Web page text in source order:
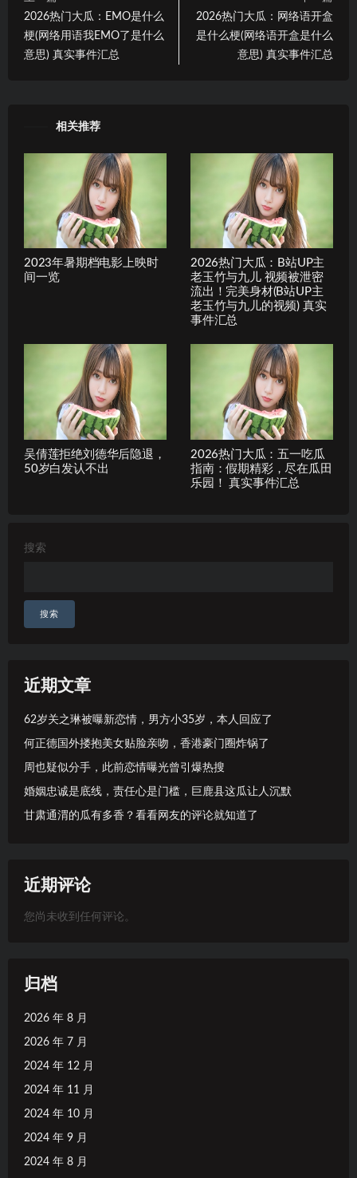
2026热门大瓜：EMO是什么
梗(网络用语我EMO了是什么
意思) 真实事件汇总
2026热门大瓜：网络语开盒
是什么梗(网络语开盒是什么
意思) 真实事件汇总
相关推荐
2023年暑期档电影上映时
间一览
2026热门大瓜：B站UP主
老玉竹与九儿 视频被泄密
流出！完美身材(B站UP主
老玉竹与九儿的视频) 真实
事件汇总
吴倩莲拒绝刘德华后隐退，
50岁白发认不出
2026热门大瓜：五一吃瓜
指南：假期精彩，尽在瓜田
乐园！ 真实事件汇总
搜索
搜索
近期文章
62岁关之琳被曝新恋情，男方小35岁，本人回应了
何正德国外搂抱美女贴脸亲吻，香港豪门圈炸锅了
周也疑似分手，此前恋情曝光曾引爆热搜
婚姻忠诚是底线，责任心是门槛，巨鹿县这瓜让人沉默
甘肃通渭的瓜有多香？看看网友的评论就知道了
近期评论
您尚未收到任何评论。
归档
2026 年 8 月
2026 年 7 月
2024 年 12 月
2024 年 11 月
2024 年 10 月
2024 年 9 月
2024 年 8 月